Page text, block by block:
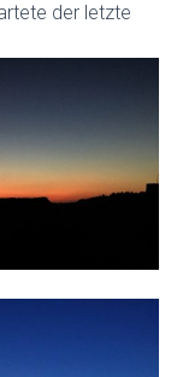
der letzte